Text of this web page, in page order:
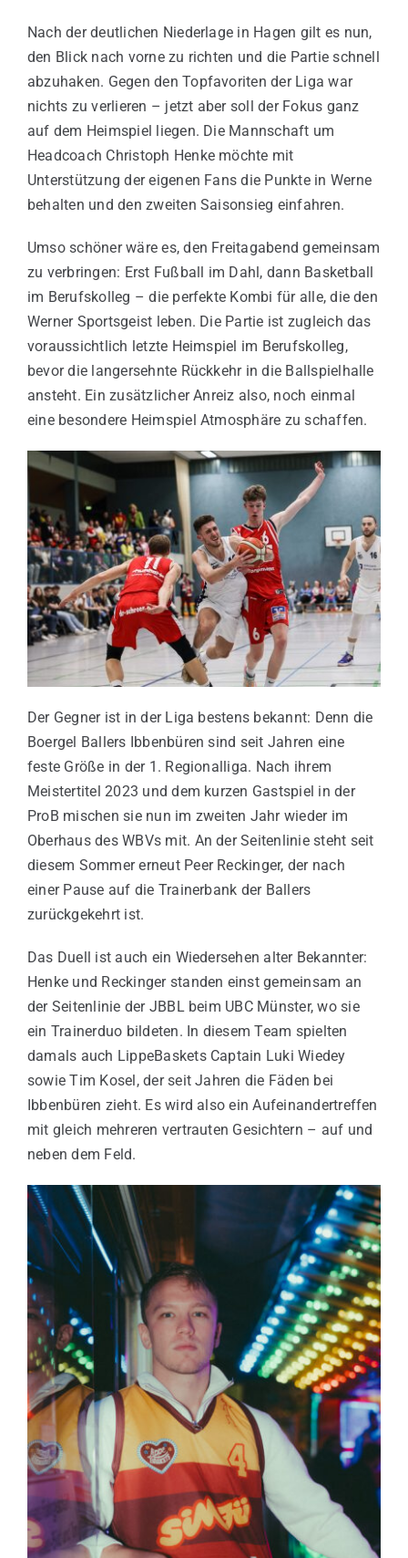
Nach der deutlichen Niederlage in Hagen gilt es nun,
den Blick nach vorne zu richten und die Partie schnell
abzuhaken. Gegen den Topfavoriten der Liga war
nichts zu verlieren – jetzt aber soll der Fokus ganz
auf dem Heimspiel liegen. Die Mannschaft um
Headcoach Christoph Henke möchte mit
Unterstützung der eigenen Fans die Punkte in Werne
behalten und den zweiten Saisonsieg einfahren.
Umso schöner wäre es, den Freitagabend gemeinsam
zu verbringen: Erst Fußball im Dahl, dann Basketball
im Berufskolleg – die perfekte Kombi für alle, die den
Werner Sportsgeist leben. Die Partie ist zugleich das
voraussichtlich letzte Heimspiel im Berufskolleg,
bevor die langersehnte Rückkehr in die Ballspielhalle
ansteht. Ein zusätzlicher Anreiz also, noch einmal
eine besondere Heimspiel Atmosphäre zu schaffen.
Der Gegner ist in der Liga bestens bekannt: Denn die
Boergel Ballers Ibbenbüren sind seit Jahren eine
feste Größe in der 1. Regionalliga. Nach ihrem
Meistertitel 2023 und dem kurzen Gastspiel in der
ProB mischen sie nun im zweiten Jahr wieder im
Oberhaus des WBVs mit. An der Seitenlinie steht seit
diesem Sommer erneut Peer Reckinger, der nach
einer Pause auf die Trainerbank der Ballers
zurückgekehrt ist.
Das Duell ist auch ein Wiedersehen alter Bekannter:
Henke und Reckinger standen einst gemeinsam an
der Seitenlinie der JBBL beim UBC Münster, wo sie
ein Trainerduo bildeten. In diesem Team spielten
damals auch LippeBaskets Captain Luki Wiedey
sowie Tim Kosel, der seit Jahren die Fäden bei
Ibbenbüren zieht. Es wird also ein Aufeinandertreffen
mit gleich mehreren vertrauten Gesichtern – auf und
neben dem Feld.